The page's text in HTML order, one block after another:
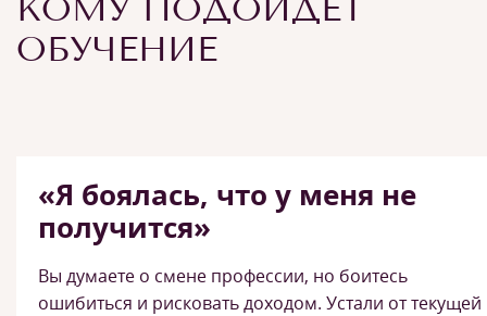
КОМУ ПОДОЙДЕТ
ОБУЧЕНИЕ
«Я боялась, что у меня не
получится»
Вы думаете о смене профессии, но боитесь
ошибиться и рисковать доходом. Устали от текущей